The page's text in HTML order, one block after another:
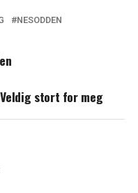
NESODDEN
stort for meg